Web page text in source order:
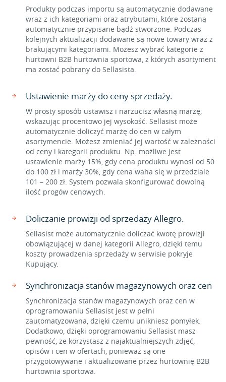
Produkty podczas importu są automatycznie dodawane
wraz z ich kategoriami oraz atrybutami, które zostaną
automatycznie przypisane bądź stworzone. Podczas
kolejnych aktualizacji dodawane są nowe towary wraz z
brakującymi kategoriami. Możesz wybrać kategorie z
hurtowni B2B hurtownia sportowa, z których asortyment
ma zostać pobrany do Sellasista.
Ustawienie marży do ceny sprzedaży.
W prosty sposób ustawisz i narzucisz własną marżę,
wskazując procentowo jej wysokość. Sellasist może
automatycznie doliczyć marżę do cen w całym
asortymencie. Możesz zmieniać jej wartość w zależności
od ceny i kategorii produktu. Np. możliwe jest
ustawienie marży 15%, gdy cena produktu wynosi od 50
do 100 zł i marży 30%, gdy cena waha się w przedziale
101 – 200 zł. System pozwala skonfigurować dowolną
ilość progów cenowych.
Doliczanie prowizji od sprzedaży Allegro.
Sellasist może automatycznie doliczać kwotę prowizji
obowiązującej w danej kategorii Allegro, dzięki temu
koszty prowadzenia sprzedaży w serwisie pokryje
Kupujący.
Synchronizacja stanów magazynowych oraz cen
Synchronizacja stanów magazynowych oraz cen w
oprogramowaniu Sellasist jest w pełni
zautomatyzowana, dzięki czemu unikniesz pomyłek.
Dodatkowo, dzięki oprogramowaniu Sellasist masz
pewność, że korzystasz z najaktualniejszych zdjęć,
opisów i cen w ofertach, ponieważ są one
przygotowywane i aktualizowane przez hurtownię B2B
hurtownia sportowa.